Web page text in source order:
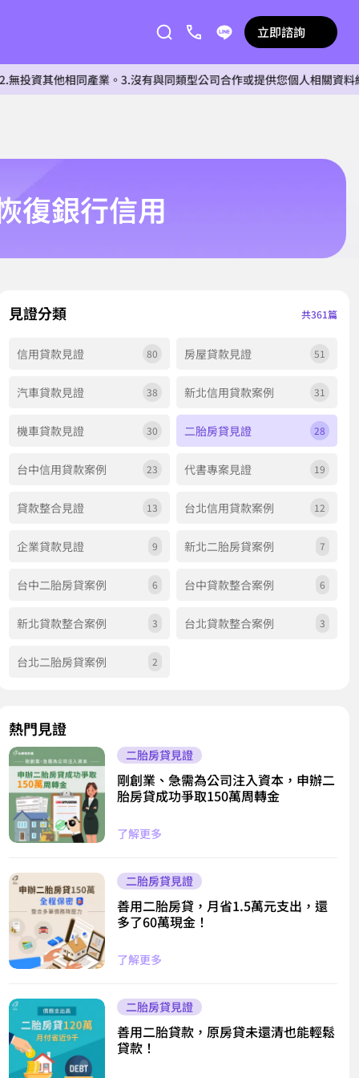
立即諮詢
同產業。3.沒有與同類型公司合作或提供您個人相關資料給任何單
復銀行信用
見證分類 共361篇
信用貸款見證 80 房屋貸款見證 51
汽車貸款見證 38 新北信用貸款案例 31
機車貸款見證 30 二胎房貸見證 28
台中信用貸款案例 23 代書專案見證 19
貸款整合見證 13 台北信用貸款案例 12
企業貸款見證 9 新北二胎房貸案例 7
台中二胎房貸案例 6 台中貸款整合案例 6
新北貸款整合案例 3 台北貸款整合案例 3
台北二胎房貸案例 2
熱門見證
二胎房貸見證
剛創業、急需為公司注入資本，申辦二
胎房貸成功爭取150萬周轉金
了解更多
二胎房貸見證
善用二胎房貸，月省1.5萬元支出，還
多了60萬現金！
了解更多
二胎房貸見證
善用二胎貸款，原房貸未還清也能輕鬆
貸款！